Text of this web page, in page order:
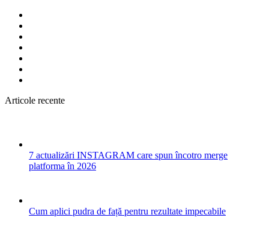
Articole recente
7 actualizări INSTAGRAM care spun încotro merge
platforma în 2026
Cum aplici pudra de față pentru rezultate impecabile